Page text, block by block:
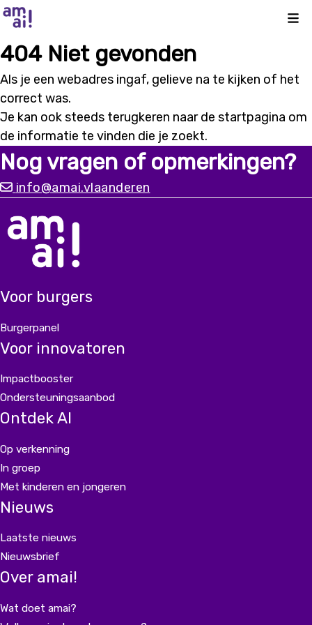
404 Niet gevonden
Als je een webadres ingaf, gelieve na te kijken of het
correct was.
Je kan ook steeds terugkeren naar de startpagina om
de informatie te vinden die je zoekt.
Nog vragen of opmerkingen?
info@amai.vlaanderen
Voor burgers
Burgerpanel
Voor innovatoren
Impactbooster
Ondersteuningsaanbod
Ontdek AI
Op verkenning
In groep
Met kinderen en jongeren
Nieuws
Laatste nieuws
Nieuwsbrief
Over amai!
Wat doet amai?